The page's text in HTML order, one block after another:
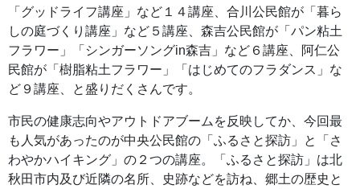
「グッドライフ講座」など１４講座、合川公民館が「暮ら
しの庭づくり講座」など５講座、森吉公民館が「パン粘土
フラワー」「シンガーソングin森吉」など６講座、阿仁公
民館が「樹脂粘土フラワー」「はじめてのフラダンス」な
ど９講座、と盛りだくさんです。
市民の健康志向やアウトドアブームを反映してか、今回最
も人気があったのが中央公民館の「ふるさと探訪」と「さ
わやかハイキング」の２つの講座。「ふるさと探訪」は北
秋田市内及び近隣の名所、史跡などを訪ね、郷土の歴史と